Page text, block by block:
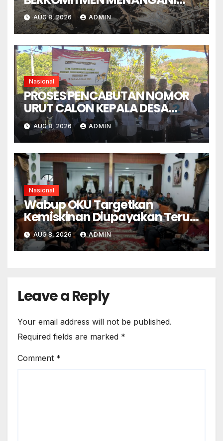
SENGKETA LENGKONG
WARANG SECARA ADIL,
OBYEKTIF DAN INTEGRITAS
AUG 8, 2026 ADMIN
Nasional
PROSES PENCABUTAN NOMOR
URUT CALON KEPALA DESA
GORONTALO BERNUANSA
KEKELUARGAAN
AUG 8, 2026 ADMIN
Nasional
Wabup OKU Targetkan
Kemiskinan Diupayakan Terus
Menurun
AUG 8, 2026 ADMIN
Leave a Reply
Your email address will not be published.
Required fields are marked *
Comment *